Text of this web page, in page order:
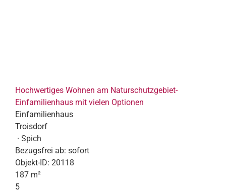
Hochwertiges Wohnen am Naturschutzgebiet-
Einfamilienhaus mit vielen Optionen
Einfamilienhaus
Troisdorf
· Spich
Bezugsfrei ab: sofort
Objekt-ID: 20118
187 m²
5